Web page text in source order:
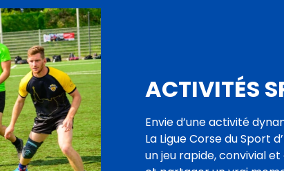
ACTIVITÉS
Envie d’une activité
La Ligue Corse du Sport
un jeu rapide, convivial